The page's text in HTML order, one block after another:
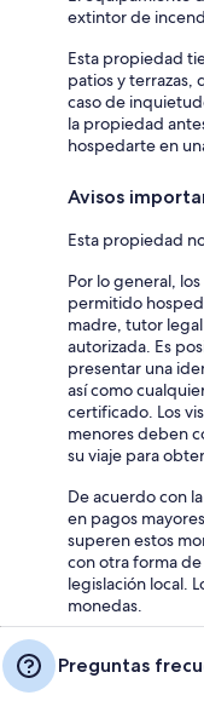
extintor de
Esta propiedad
patios y terrazas,
caso de
la propiedad
hospedarte en
Avisos
Esta propiedad
Por lo general,
permitido
madre, tutor
autorizada. Es
presentar una
así como
certificado. Los
menores deben
su viaje para
De acuerdo con
en pagos
superen estos
con otra forma
legislación local.
monedas.
Preguntas